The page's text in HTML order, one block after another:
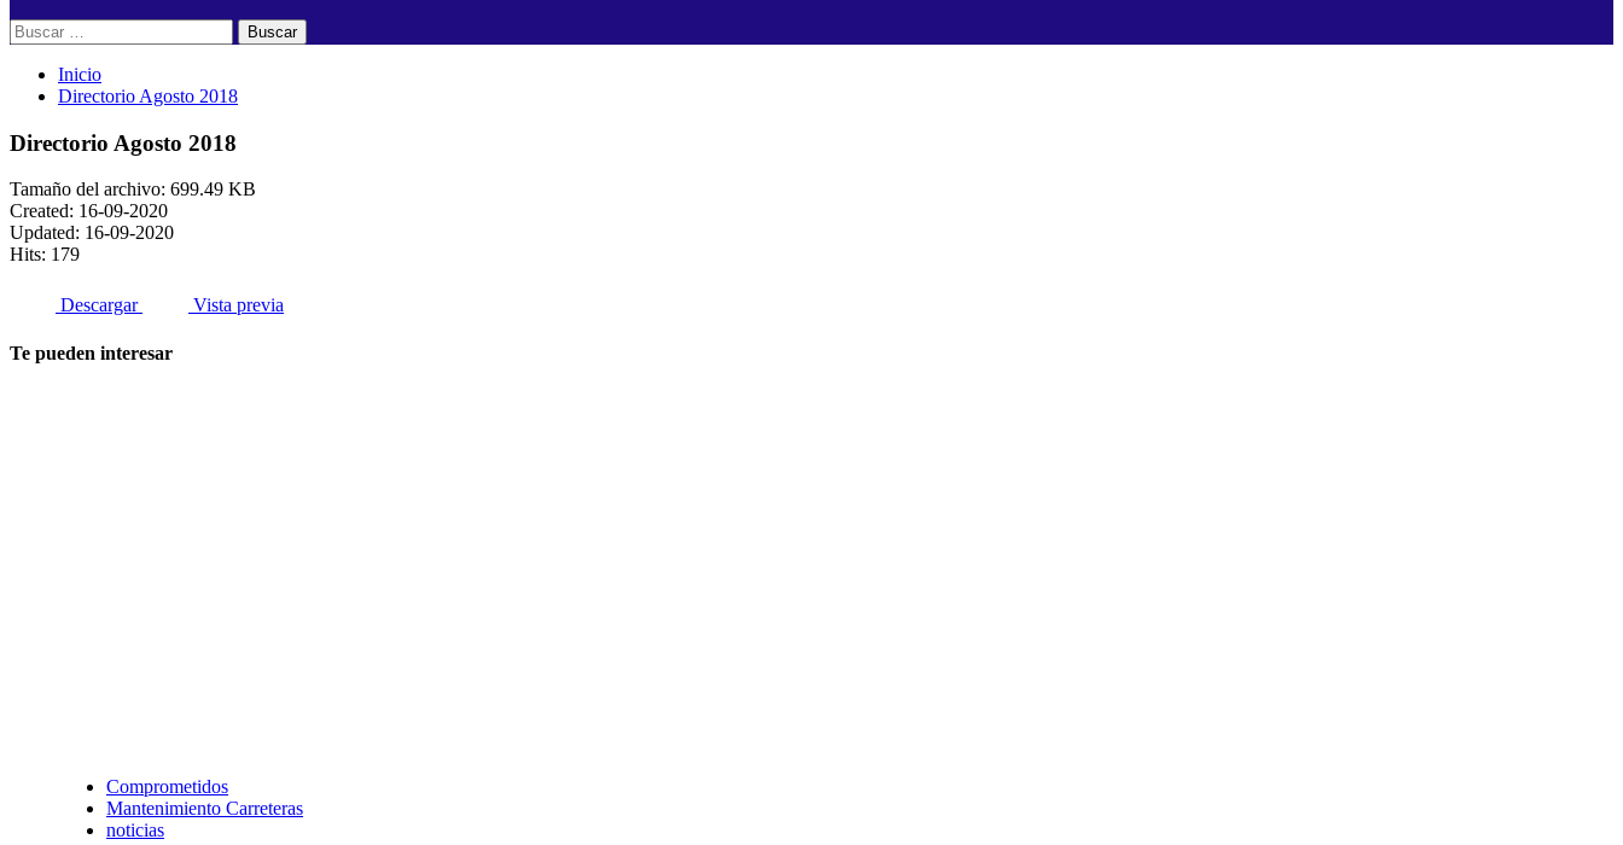
Buscar:
Inicio
Directorio Agosto 2018
Directorio Agosto 2018
Tamaño del archivo: 699.49 KB
Created: 16-09-2020
Updated: 16-09-2020
Hits: 179
Descargar Vista previa
Te pueden interesar
Comprometidos
Mantenimiento Carreteras
noticias